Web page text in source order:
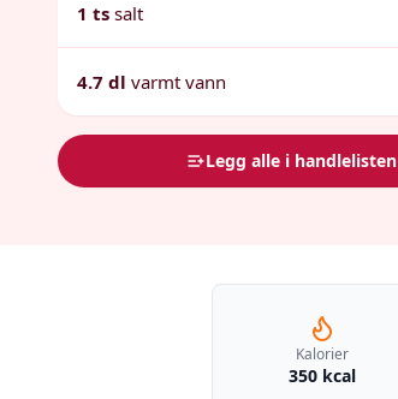
1 ts salt
4.7 dl varmt vann
Legg alle i handlelisten
Kalorier
350 kcal